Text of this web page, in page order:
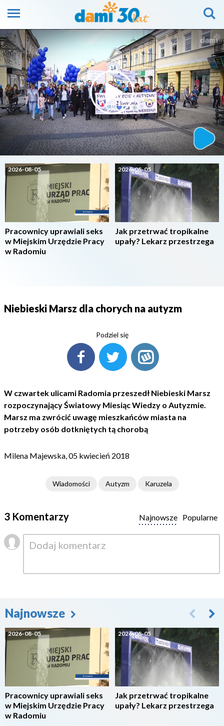
2026-08-05
Pracownicy uprawiali seks
w Miejskim Urzędzie Pracy
w Radomiu
2026-08-05
Jak przetrwać tropikalne
upały? Lekarz przestrzega
Niebieski Marsz dla chorych na autyzm
Podziel się
W czwartek ulicami Radomia przeszedł Niebieski Marsz
rozpoczynający Światowy Miesiąc Wiedzy o Autyzmie.
Marsz ma zwrócić uwagę mieszkańców miasta na
potrzeby osób dotkniętych tą chorobą
Milena Majewska, 05 kwiecień 2018
Wiadomości Autyzm Karuzela
3 Komentarzy Popularne
Najnowsze
Najnowsze
2026-08-05
Pracownicy uprawiali seks
w Miejskim Urzędzie Pracy
w Radomiu
2026-08-05
Jak przetrwać tropikalne
upały? Lekarz przestrzega